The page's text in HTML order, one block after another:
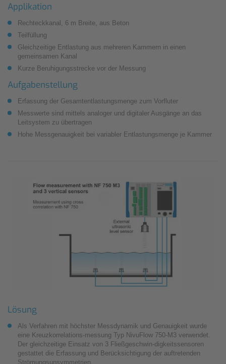
Applikation
Rechteckkanal, 6 m Breite, aus Beton
Teilfüllung
Gleichzeitige Entlastung aus mehreren Kammern in einen
gemeinsamen Kanal
Kurze Beruhigungsstrecke vor der Messung
Aufgabenstellung
Erfassung der Gesamtentlastungsmenge zum Vorfluter
Messwerte sind mittels analoger und digitaler Ausgänge an das
Leitsystem zu übertragen
Hohe Messgenauigkeit bei variabler Entlastungsmenge je Kammer
Lösung
Als Verfahren mit höchster Messdynamik und Genauigkeit wurde
eine Kreuzkorrelations-messung Typ NivuFlow 750-M3 verwendet.
Der gleichzeitige Einsatz von 3 Fließgeschwin-digkeitssensoren
gestattet die Erfassung und Berücksichtigung der auftretenden
Strömungsunsymmetrien.